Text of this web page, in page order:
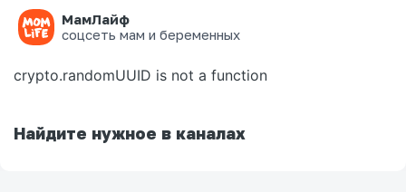
МамЛайф
соцсеть мам и беременных
Ошибка на странице
crypto.randomUUID is not a function
Найдите нужное в каналах